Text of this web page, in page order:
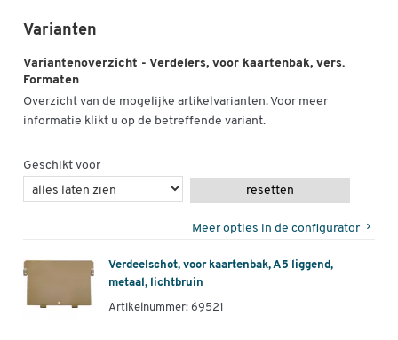
Varianten
Variantenoverzicht - Verdelers, voor kaartenbak, vers.
Formaten
Overzicht van de mogelijke artikelvarianten. Voor meer
informatie klikt u op de betreffende variant.
Geschikt voor
resetten
Meer opties in de configurator
Verdeelschot, voor kaartenbak, A5 liggend,
metaal, lichtbruin
Artikelnummer: 69521